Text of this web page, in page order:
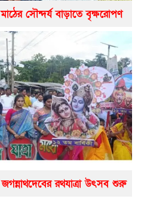
সৌন্দর্য বাড়াতে বৃক্ষরোপণ
জগন্নাথদেবের রথযাত্রা উৎসব শুরু